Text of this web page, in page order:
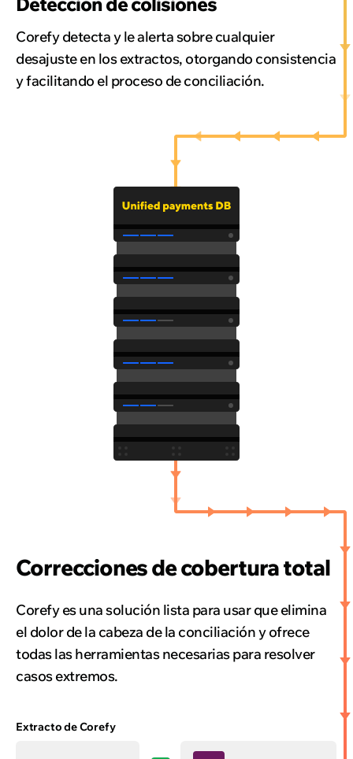
Corefy detecta y le alerta sobre cualquier
desajuste en los extractos, otorgando consistencia
y facilitando el proceso de conciliación.
Correcciones de cobertura total
Corefy es una solución lista para usar que elimina
el dolor de la cabeza de la conciliación y ofrece
todas las herramientas necesarias para resolver
casos extremos.
Extracto de Corefy